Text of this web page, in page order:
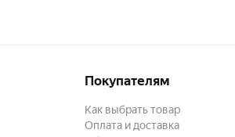
Покупателям
Как выбрать товар
Оплата и доставка